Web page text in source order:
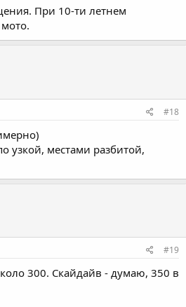
При 10-ти летнем
#18
узкой, местами разбитой,
#19
300. Скайдайв - думаю, 350 в